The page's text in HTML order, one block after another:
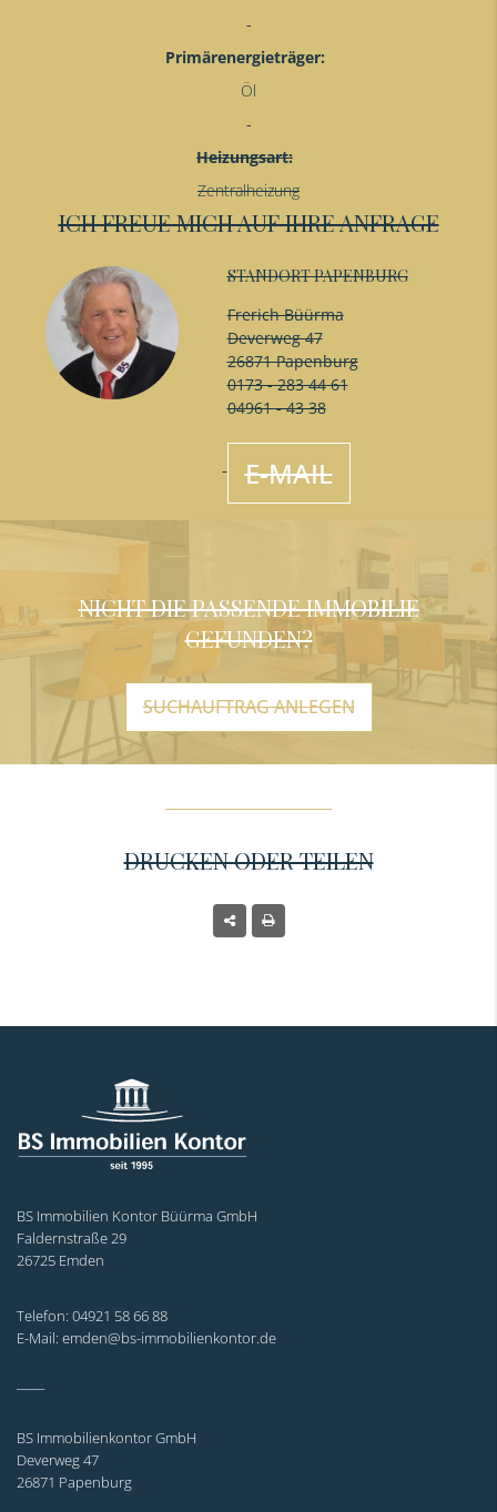
Primärenergieträger:
Öl
Heizungsart:
Zentralheizung
ICH FREUE MICH AUF IHRE ANFRAGE
STANDORT PAPENBURG
Frerich Büürma
Deverweg 47
26871 Papenburg
0173 - 283 44 61
04961 - 43 38
E-MAIL
NICHT DIE PASSENDE IMMOBILIE
GEFUNDEN?
SUCHAUFTRAG ANLEGEN
DRUCKEN ODER TEILEN
BS Immobilien Kontor Büürma GmbH
Faldernstraße 29
26725 Emden
Telefon: 04921 58 66 88
E-Mail: emden@bs-immobilienkontor.de
BS Immobilienkontor GmbH
Deverweg 47
26871 Papenburg